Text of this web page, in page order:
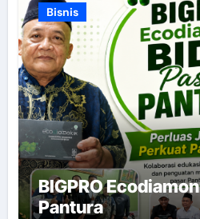
Bisnis
BIGPRO
Pantura